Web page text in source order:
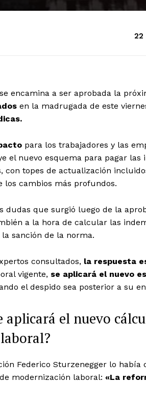
22
encamina a ser aprobada la
en la madrugada de este
para los trabajadores y las
el nuevo esquema para pagar las
con topes de actualización
los cambios más profundos.
dudas que surgió luego de la
a la hora de calcular las
sanción de la norma.
consultados, la respuesta
vigente, se aplicará el nuevo
el despido sea posterior a su
aplicará el nuevo
Federico Sturzenegger lo había
modernización laboral: «La